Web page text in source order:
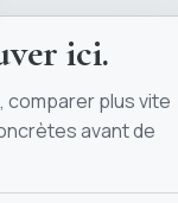
ici.
plus vite
avant de